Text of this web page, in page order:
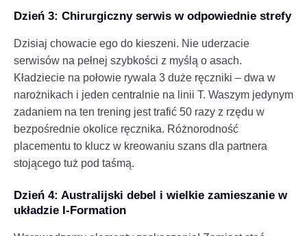
Dzień 3: Chirurgiczny serwis w odpowiednie strefy
Dzisiaj chowacie ego do kieszeni. Nie uderzacie
serwisów na pełnej szybkości z myślą o asach.
Kładziecie na połowie rywala 3 duże ręczniki – dwa w
narożnikach i jeden centralnie na linii T. Waszym jedynym
zadaniem na ten trening jest trafić 50 razy z rzędu w
bezpośrednie okolice ręcznika. Różnorodność
placementu to klucz w kreowaniu szans dla partnera
stojącego tuż pod taśmą.
Dzień 4: Australijski debel i wielkie zamieszanie w
układzie I-Formation